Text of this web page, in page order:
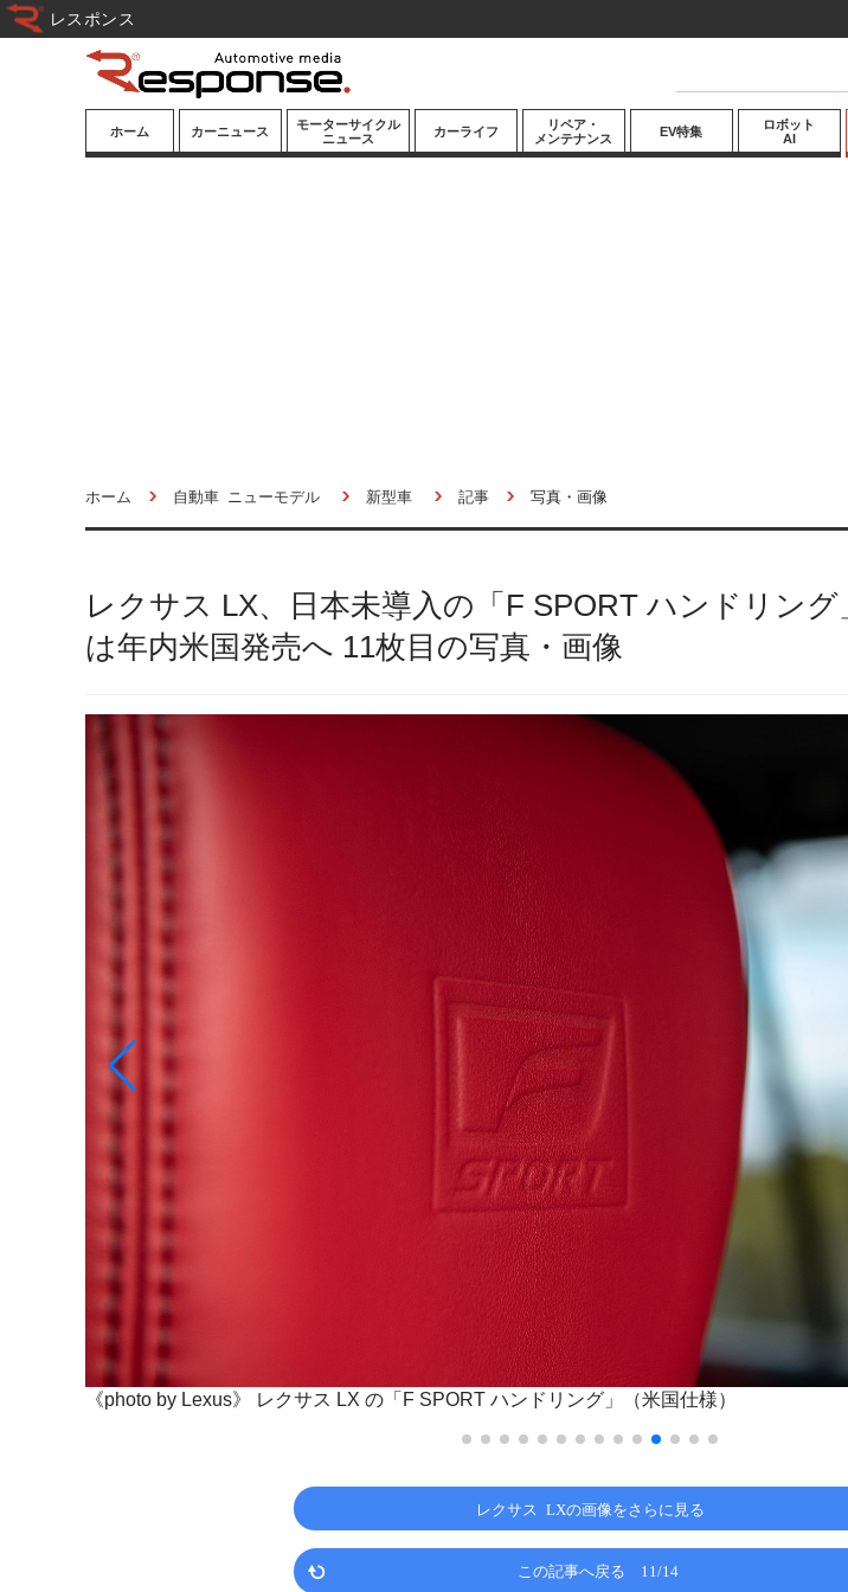
ホーム カーニュース
モーターサイクル
ニュース
カーライフ
リペア・
メンテナンス
EV特集
ロボット
AI
ホーム 自動車 ニューモデル 新型車 記事 写真・画像
レクサス LX、日本未導入の「F SPORT ハンドリン
は年内米国発売へ 11枚目の写真・画像
《photo by Lexus》 レクサス LX の「F SPORT ハンドリング」（米国仕様）
レクサス LXの画像をさらに見る
この記事へ戻る 11/14
レスポンス